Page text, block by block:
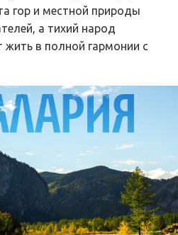
гор и местной природы
а тихий народ
в полной гармонии с